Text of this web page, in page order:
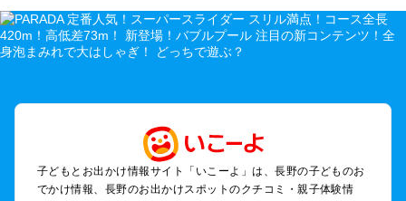
を探す
軽井沢・万座・嬬恋・北軽井沢のプールお出かけ
松本・上高地・諏訪・乗鞍・美ヶ原のプールお出かけ
伊那・駒ヶ根・飯田・昼神（伊那路）のプールお出かけ
蓼科・白樺湖・車山・女神湖・姫木平のプールお出かけ
安曇野・大町のプールお出かけ
白馬・小谷のプールお出かけ
八ヶ岳・野辺山・富士見・原村・小海線沿線のプールお出かけ
子どもとお出かけ情報サイト「いこーよ」は、長野の子どものお
でかけ情報、長野のお出かけスポットのクチコミ・親子体験情